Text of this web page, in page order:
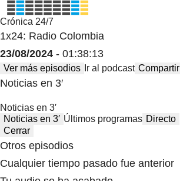
Crónica 24/7
1x24: Radio Colombia
23/08/2024 - 01:38:13
Ver más episodios Ir al podcast Compartir
Noticias en 3′
Noticias en 3′
Noticias en 3′ Últimos programas Directo
Cerrar
Otros episodios
Cualquier tiempo pasado fue anterior